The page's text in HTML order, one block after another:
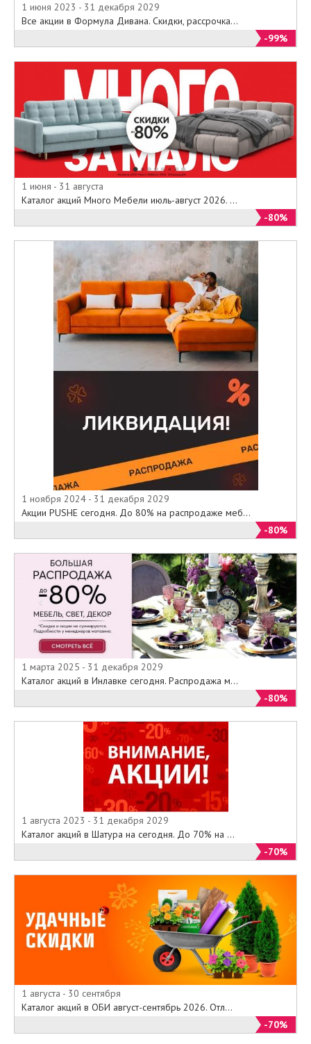
1 июня 2023 - 31 декабря 2029
Все акции в Формула Дивана. Скидки, рассрочка...
-99%
1 июня - 31 августа
Каталог акций Много Мебели июль-август 2026. ...
-80%
1 ноября 2024 - 31 декабря 2029
Акции PUSHE сегодня. До 80% на распродаже меб...
-80%
1 марта 2025 - 31 декабря 2029
Каталог акций в Инлавке сегодня. Распродажа м...
-80%
1 августа 2023 - 31 декабря 2029
Каталог акций в Шатура на сегодня. До 70% на ...
-70%
1 августа - 30 сентября
Каталог акций в ОБИ август-сентябрь 2026. Отл...
-70%